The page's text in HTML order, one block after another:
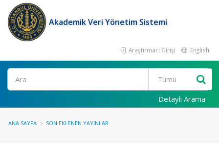
Akademik Veri Yönetim Sistemi
Araştırmacı Girişi English
Ara
Detaylı Arama
ANA SAYFA SON EKLENEN YAYINLAR